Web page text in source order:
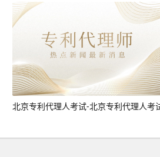
北京专利代理人考试-北京专利代理人考